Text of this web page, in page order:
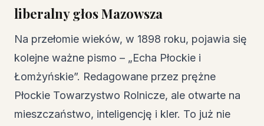
liberalny głos Mazowsza
Na przełomie wieków, w 1898 roku, pojawia się
kolejne ważne pismo – „Echa Płockie i
Łomżyńskie”. Redagowane przez prężne
Płockie Towarzystwo Rolnicze, ale otwarte na
mieszczaństwo, inteligencję i kler. To już nie